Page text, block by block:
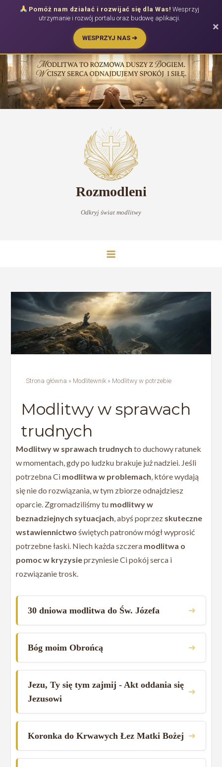
do
treści
Rozmodleni
Odkryj świat modlitwy
Strona główna » Modlitewnik » Modlitwy w potrzebie
Modlitwy w sprawach
trudnych
Modlitwy w sprawach trudnych to duchowy ratunek
w momentach, gdy po ludzku brakuje już nadziei. Jeśli
potrzebna Ci modlitwa w problemach, które wydają
się nie do rozwiązania, w tym zbiorze odnajdziesz
oparcie. Zgromadziliśmy tu modlitwy w
beznadziejnych sytuacjach, abyś poprzez skuteczne
wstawiennictwo świętych patronów mógł wyprosić
potrzebne łaski. Niech każda szczera modlitwa o
pomoc w kryzysieprzyniesie Ci pokój serca i
rozwiązanie trosk.
30 dniowa modlitwa do Św. Józefa ➜
Bóg moim Obrońcą ➜
Jezu, Ty się tym zajmij - Akt oddania się
Jezusowi
➜
Koronka do Krwawych Łez Matki Bożej ➜
Pomóż nam działać i rozwijać się dla Was! Wesprzyj
utrzymanie i rozwój portalu oraz budowę aplikacji.
WESPRZYJ NAS ➔
×